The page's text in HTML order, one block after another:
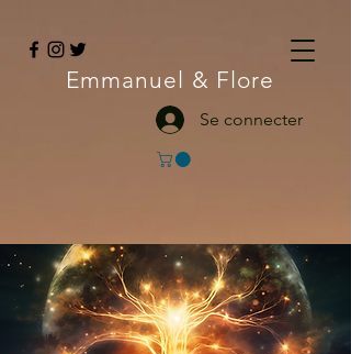
Emmanuel & Flore
Se connecter